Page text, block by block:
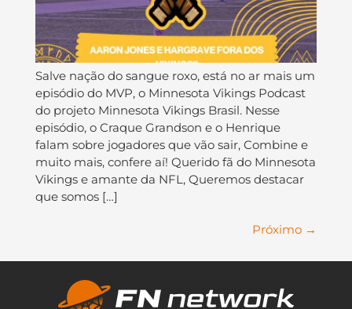
Salve nação do sangue roxo, está no ar mais um
episódio do MVP, o Minnesota Vikings Podcast
do projeto Minnesota Vikings Brasil. Nesse
episódio, o Craque Grandson e o Henrique
falam sobre jogadores que vão sair, Combine e
muito mais, confere aí! Querido fã do Minnesota
Vikings e amante da NFL, Queremos destacar
que somos […]
Próximo →